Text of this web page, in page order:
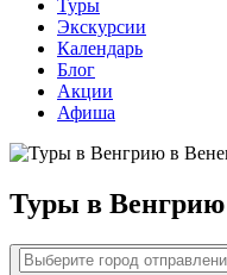
Туры
Экскурсии
Календарь
Блог
Акции
Афиша
Туры в Венгрию